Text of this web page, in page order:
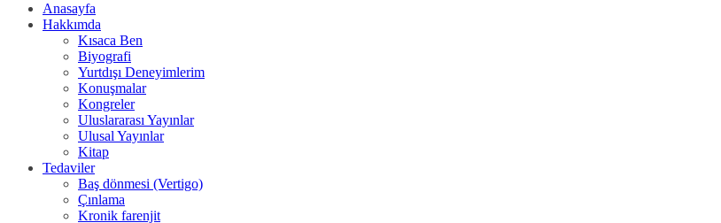
Anasayfa
Hakkımda
Kısaca Ben
Biyografi
Yurtdışı Deneyimlerim
Konuşmalar
Kongreler
Uluslararası Yayınlar
Ulusal Yayınlar
Kitap
Tedaviler
Baş dönmesi (Vertigo)
Çınlama
Kronik farenjit